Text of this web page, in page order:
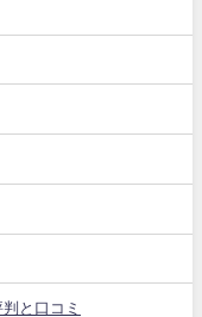
と口コミ